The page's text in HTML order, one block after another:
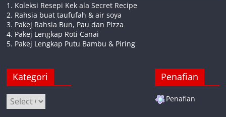
1. Koleksi Resepi Kek ala Secret Recipe
2. Rahsia buat taufufah & air soya
3. Pakej Rahsia Bun, Pau dan Pizza
4. Pakej Lengkap Roti Canai
5. Pakej Lengkap Putu Bambu & Piring
Kategori
Kategori
Penafian
Penafian